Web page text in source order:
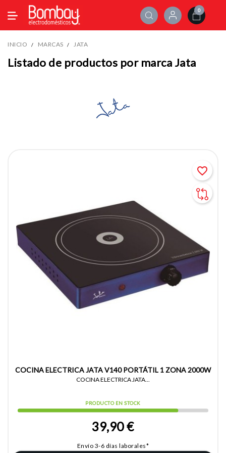
0
INICIO MARCAS JATA
Listado de productos por marca Jata
COCINA ELECTRICA JATA V140 PORTÁTIL 1 ZONA 2000W
COCINA ELECTRICA JATA...
PRODUCTO EN STOCK
39,90 €
Envío 3-6 días laborales*
favorite_border